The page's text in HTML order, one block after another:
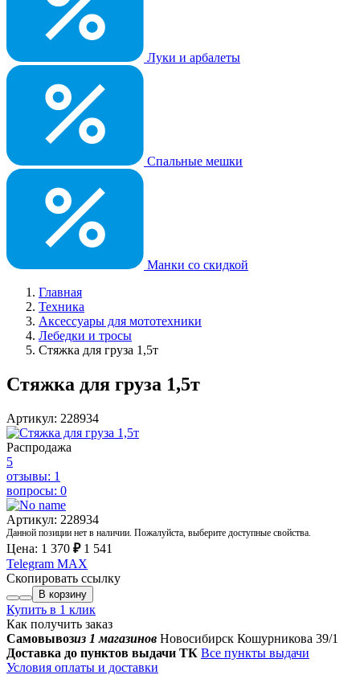
Луки и арбалеты
Спальные мешки
Манки со скидкой
Главная
Техника
Аксессуары для мототехники
Лебедки и тросы
Стяжка для груза 1,5т
Стяжка для груза 1,5т
Артикул: 228934
Распродажа
5
отзывы: 1
вопросы: 0
Артикул: 228934
Данной позиции нет в наличии. Пожалуйста, выберите доступные свойства.
Цена: 1 370 ₽ 1 541
Telegram MAX
Скопировать ссылку
В корзину
Купить в 1 клик
Как получить заказ
Самовывозиз 1 магазинов Новосибирск Кошурникова 39/1
Доставка до пунктов выдачи ТК Все пункты выдачи
Условия оплаты и доставки